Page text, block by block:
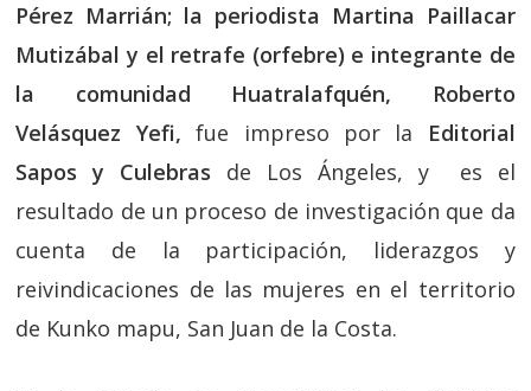
Pérez Marrián; la periodista Martina Paillacar
Mutizábal y el retrafe (orfebre) e integrante de
la comunidad Huatralafquén, Roberto
Velásquez Yefi, fue impreso por la
Editorial
Sapos y Culebras de Los Ángeles, y es el
resultado de un proceso de investigación que da
cuenta de la participación, liderazgos y
reivindicaciones de las mujeres en el territorio
de Kunko mapu, San Juan de la Costa.